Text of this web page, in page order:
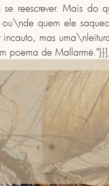
reescrever. Mais
quem ele
mas
poema de